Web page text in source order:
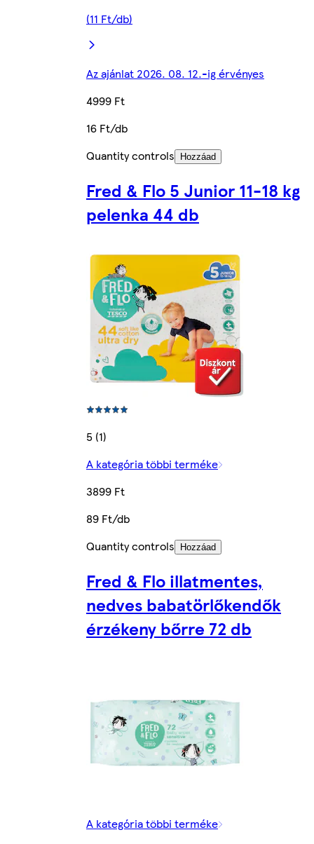
(11 Ft/db)
Az ajánlat 2026. 08. 12.-ig érvényes
4999 Ft
16 Ft/db
Quantity controls
Hozzáad
Fred & Flo 5 Junior 11-18 kg
pelenka 44 db
5 (1)
A kategória többi terméke
3899 Ft
89 Ft/db
Quantity controls
Hozzáad
Fred & Flo illatmentes,
nedves babatörlőkendők
érzékeny bőrre 72 db
A kategória többi terméke